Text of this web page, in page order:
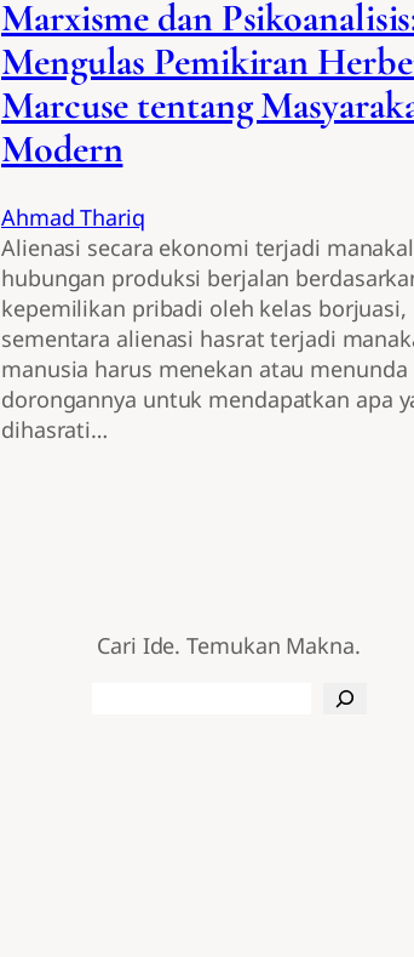
Marxisme dan
Mengulas Pemikiran
Marcuse tentang
Modern
Ahmad Thariq
Alienasi secara ekonomi terjadi
hubungan produksi berjalan
kepemilikan pribadi oleh kelas borjuasi,
sementara alienasi hasrat terjadi
manusia harus menekan atau menunda
dorongannya untuk mendapatkan apa
dihasrati…
Cari Ide. Temukan Makna.